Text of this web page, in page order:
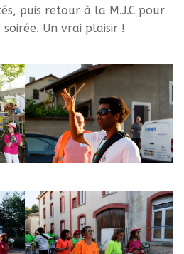
puis retour à la M.J.C pour
Un vrai plaisir !